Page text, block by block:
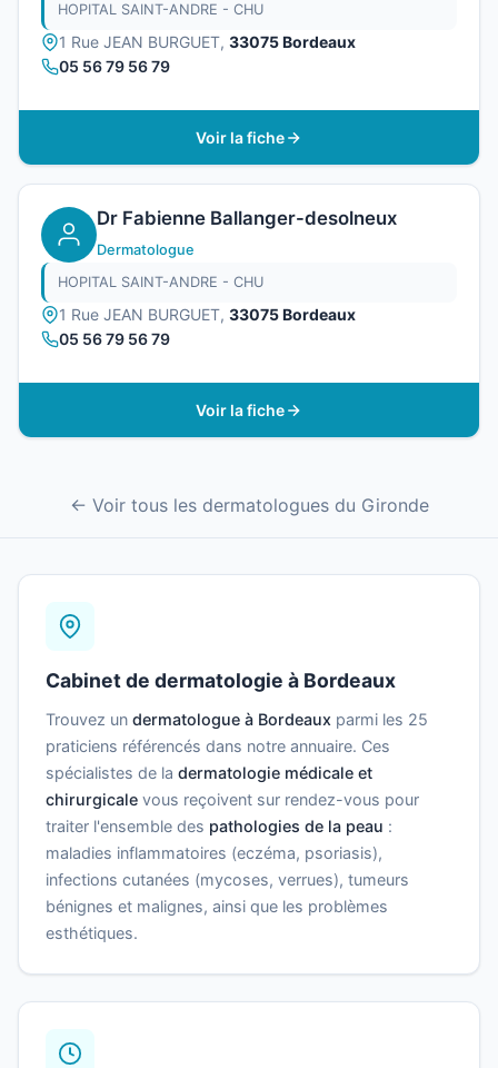
HOPITAL SAINT-ANDRE - CHU
1 Rue JEAN BURGUET, 33075 Bordeaux
05 56 79 56 79
Voir la fiche
Dr Fabienne Ballanger-desolneux
Dermatologue
HOPITAL SAINT-ANDRE - CHU
1 Rue JEAN BURGUET, 33075 Bordeaux
05 56 79 56 79
Voir la fiche
← Voir tous les dermatologues du Gironde
Cabinet de dermatologie à Bordeaux
Trouvez un dermatologue à Bordeaux parmi les 25
praticiens référencés dans notre annuaire. Ces
spécialistes de la dermatologie médicale et
chirurgicale vous reçoivent sur rendez-vous pour
traiter l'ensemble des pathologies de la peau :
maladies inflammatoires (eczéma, psoriasis),
infections cutanées (mycoses, verrues), tumeurs
bénignes et malignes, ainsi que les problèmes
esthétiques.